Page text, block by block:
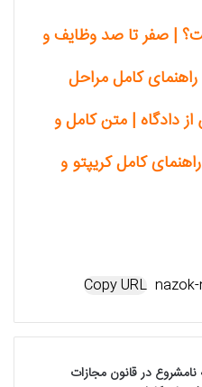
| صفر تا صد وظایف و
راهنمای کامل مراحل
دادگاه | متن کامل و
کامل کریپتو و
Copy URL
نامشروع در قانون مجازات